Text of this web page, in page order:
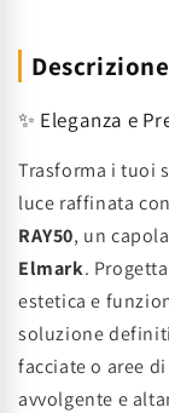
✨ Eleganza e
Trasforma i tuoi
luce raffinata
RAY50, un
Elmark.
estetica e
soluzione
facciate o aree
avvolgente e